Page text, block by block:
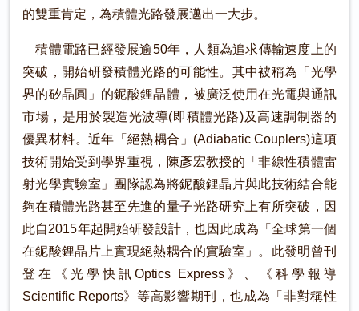
的雙重肯定，為積體光路發展邁出一大步。
積體電路已經發展逾50年，人類為追求傳輸速度上的
突破，開始研發積體光路的可能性。其中被稱為「光學
界的矽晶圓」的鈮酸鋰晶體，被廣泛使用在光電與通訊
市場，是用於製造光波導(即積體光路)及高速調制器的
優異材料。近年「絕熱耦合」(Adiabatic Couplers)這項
技術開始受到學界重視，陳彥宏教授的「非線性積體雷
射光學實驗室」團隊認為將鈮酸鋰晶片與此技術結合能
夠在積體光路甚至先進的量子光路研究上有所突破，因
此自2015年起開始研發設計，也因此成為「全球第一個
在鈮酸鋰晶片上實現絕熱耦合的實驗室」。此發明曾刊
登在《光學快訊Optics Express》、《科學報導
Scientific Reports》等高影響期刊，也成為「非對稱性